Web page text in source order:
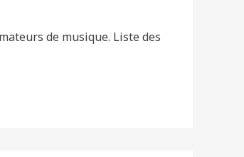
de musique. Liste des